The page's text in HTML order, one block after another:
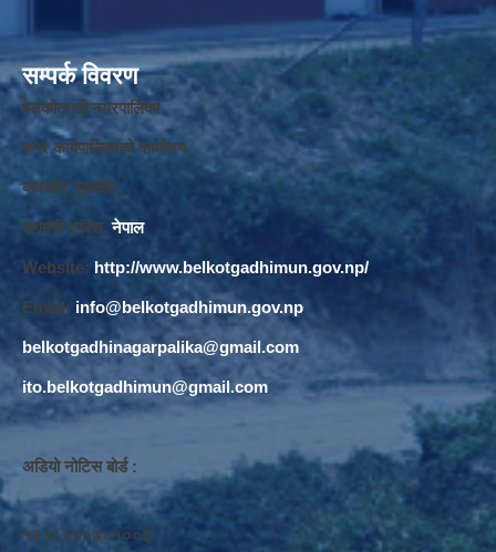
सम्पर्क विवरण
बेलकोटगढी नगरपालिका ,
नगर कार्यपालिकाको कार्यालय,
बाघखोर नुवाकोट,
बागमती प्रदेश, नेपाल
Website: http://www.belkotgadhimun.gov.np/
Email: info@belkotgadhimun.gov.np
belkotgadhinagarpalika@gmail.com
ito.belkotgadhimun@gmail.com
अडियो नोटिस बोर्ड :
१६१८०७०७०१००३